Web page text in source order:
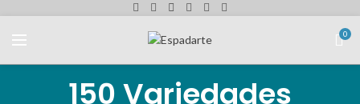
0
150 Variedades